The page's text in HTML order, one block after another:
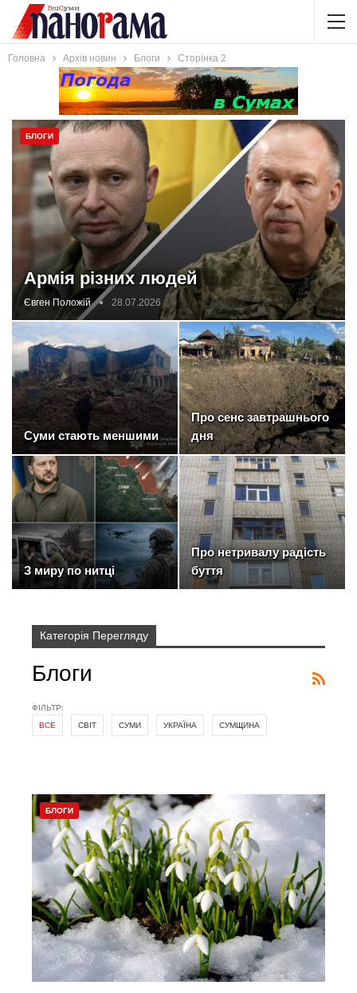
Головна Архів новин Блоги Сторінка 2
БЛОГИ
Армія різних людей
Євген Положій 28.07.2026
Суми стають меншими
Про сенс завтрашнього
дня
З миру по нитці
Про нетривалу радість
буття
Категорія Перегляду
Блоги
ФІЛЬТР:
ВСЕ
СВІТ СУМИ СУМЩИНА
УКРАЇНА
БЛОГИ